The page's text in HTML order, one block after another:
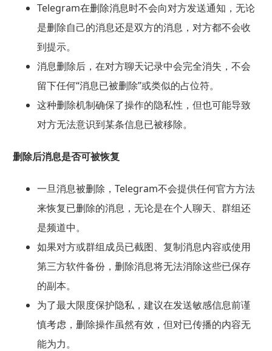
Telegram在删除消息时不会向对方发送通知，无论
是删除自己的消息还是双方的消息，对方都不会收
到提示。
消息删除后，在对方聊天记录中会完全消失，不会
留下任何“消息已被删除”或类似的占位符。
这种删除机制确保了操作的隐私性，但也可能导致
对方无法意识到某条信息已被移除。
删除后消息是否可被恢复
一旦消息被删除，Telegram不会提供任何官方方法
来恢复已删除的消息，无论是在个人聊天、群组还
是频道中。
如果对方或群组成员已截图、复制消息内容或使用
第三方软件备份，删除消息将无法消除这些已保存
的副本。
为了最大限度保护隐私，建议在发送敏感信息前谨
慎考虑，删除操作虽然有效，但对已传播的内容无
能为力。